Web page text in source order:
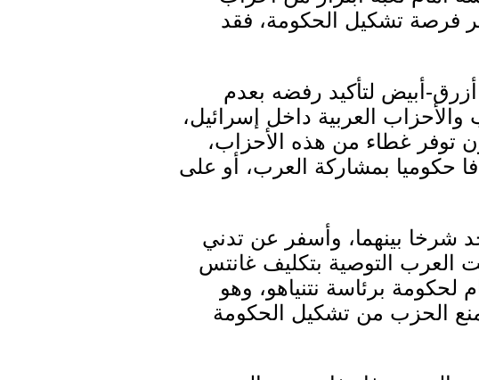
فرصة تشكيل الحكومة، فقد
أبيض لتأكيد رفضه بعدم
العربية داخل إسرائيل،
توفر غطاء من هذه الأحزاب،
حكوميا بمشاركة العرب، أو على
شرخا بينهما، وأسفر عن تدني
العرب التوصية بتكليف غانتس
برئاسة نتنياهو، وهو
الحزب من تشكيل الحكومة